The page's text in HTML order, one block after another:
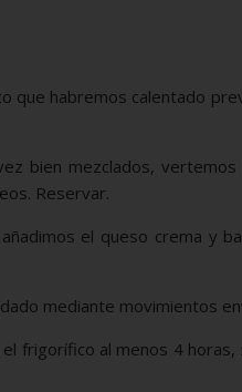
que habremos calentado
bien mezclados, vertemos
Reservar.
el queso crema y
mediante movimientos
frigorífico al menos 4